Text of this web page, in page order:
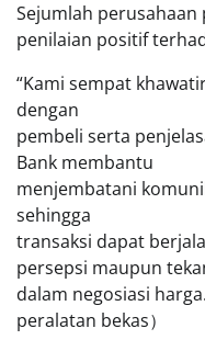
Sejumlah
penilaian positif
“Kami sempat
dengan
pembeli serta
Bank membantu
menjembatani
sehingga
transaksi dapat
persepsi maupun
dalam negosiasi
peralatan bekas）